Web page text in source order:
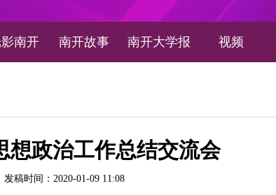
南开 南开故事 南开大学报 视频
想政治工作总结交流会
发稿时间：2020-01-09 11:08